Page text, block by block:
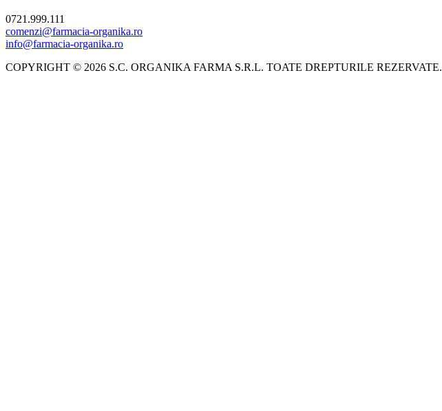
0721.999.111
comenzi@farmacia-organika.ro
info@farmacia-organika.ro
COPYRIGHT © 2026 S.C. ORGANIKA FARMA S.R.L. TOATE DREPTURILE REZERVATE.